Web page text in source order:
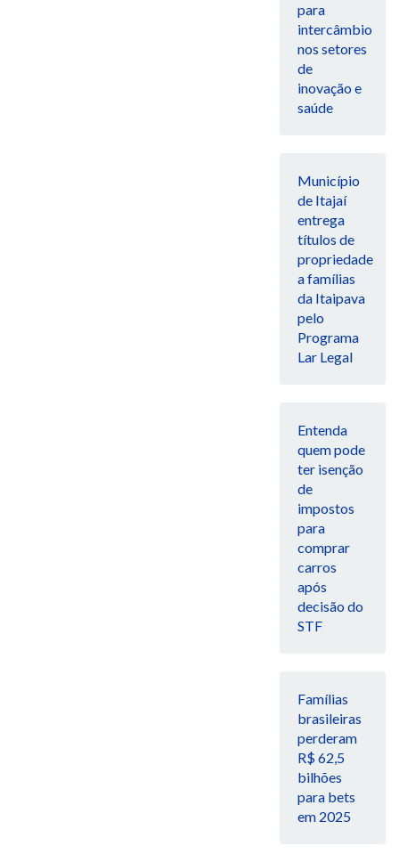
para
intercâmbio
nos setores
de
inovação e
saúde
Município
de Itajaí
entrega
títulos de
propriedade
a famílias
da Itaipava
pelo
Programa
Lar Legal
Entenda
quem pode
ter isenção
de
impostos
para
comprar
carros
após
decisão do
STF
Famílias
brasileiras
perderam
R$ 62,5
bilhões
para bets
em 2025